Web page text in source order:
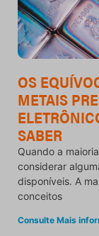
OS
METAIS
SABER
Quando a
considerar
disponíveis. A
conceitos
Consulte Mais